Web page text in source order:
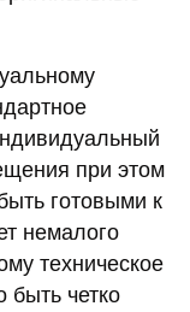
при этом
готовыми к
немалого
техническое
быть четко